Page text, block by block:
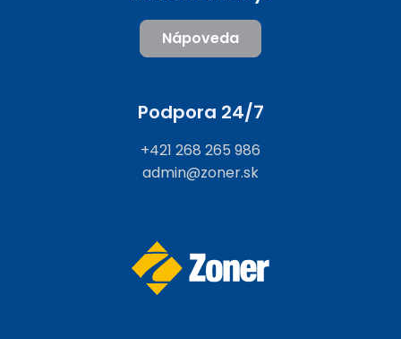
Nápoveda
Podpora 24/7
+421 268 265 986
admin@zoner.sk